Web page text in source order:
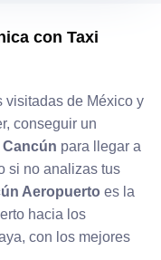
con Taxi
visitadas de México y
conseguir un
para llegar a
si no analizas tus
Aeropuerto es la
hacia los
con los mejores